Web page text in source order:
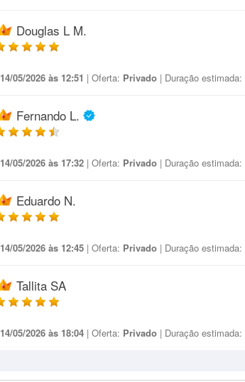
Douglas L M.
14/05/2026 às 12:51 | Oferta: Privado | Duração estimada:
Fernando L.
14/05/2026 às 17:32 | Oferta: Privado | Duração estimada:
Eduardo N.
14/05/2026 às 12:45 | Oferta: Privado | Duração estimada:
Tallita SA
14/05/2026 às 18:04 | Oferta: Privado | Duração estimada: